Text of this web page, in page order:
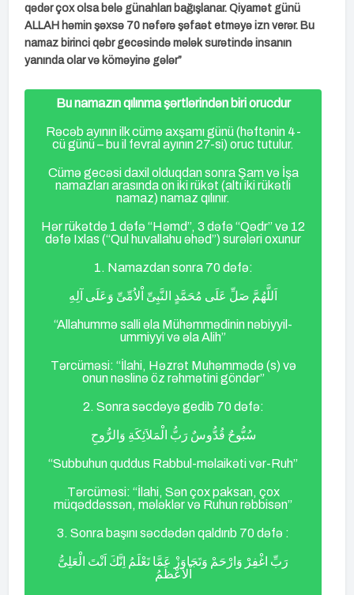
qədər çox olsa belə günahları bağışlanar. Qiyamət günü
ALLAH həmin şəxsə 70 nəfərə şəfaət etməyə izn verər. Bu
namaz birinci qəbr gecəsində mələk surətində insanın
yanında olar və köməyinə gələr”
Bu namazın qılınma şərtlərindən biri orucdur
Rəcəb ayının ilk cümə axşamı günü (həftənin 4-
cü günü – bu il fevral ayının 27-si) oruc tutulur.
Cümə gecəsi daxil olduqdan sonra Şam və İşa
namazları arasında on iki rükət (altı iki rükətli
namaz) namaz qılınır.
Hər rükətdə 1 dəfə “Həmd”, 3 dəfə “Qədr” və 12
dəfə Ixlas (“Qul huvallahu əhəd”) surələri oxunur
1. Namazdan sonra 70 dəfə:
اَللَّهُمَّ صَلِّ عَلَى مُحَمَّدٍ النَّبِىِّ اْلاُمِّىِّ وَعَلَى آلِهِ
“Allahummə salli əla Mühəmmədinin nəbiyyil-
ummiyyi və əla Alih”
Tərcüməsi: “İlahi, Həzrət Muhəmmədə (s) və
onun nəslinə öz rəhmətini göndər”
2. Sonra səcdəyə gedib 70 dəfə:
سُبُّوحٌ قُدُّوسٌ رَبُّ الْمَلاَئِكَةِ وَالرُّوحِ
“Subbuhun quddus Rabbul-məlaikəti vər-Ruh”
Tərcüməsi: “İlahi, Sən çox paksan, çox
müqəddəssən, mələklər və Ruhun rəbbisən”
3. Sonra başını səcdədən qaldırıb 70 dəfə :
رَبِّ اغْفِرْ وَارْحَمْ وَتَجَاوَزْ عَمَّا تَعْلَمُ اِنَّكَ اَنْتَ الْعَلِىُّ
اْلاَعْظَمُ